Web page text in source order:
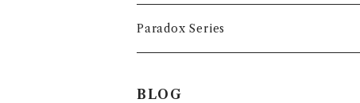
Long sleeve
T-shirts
Accessory
Tops
Paradox Series
BLOG